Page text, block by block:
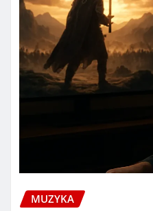
MUZYKA